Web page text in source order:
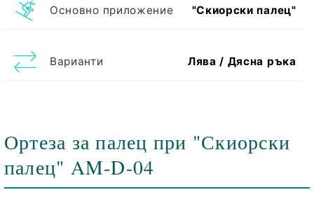
Ортеза за палец при "Скиорски
палец" AM-D-04
Основно приложение "Скиорски палец"
Варианти Лява / Дясна ръка